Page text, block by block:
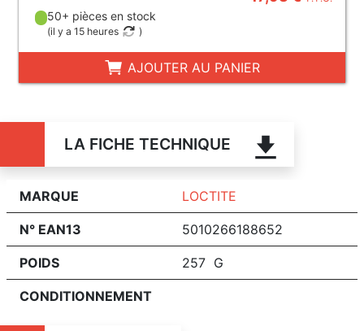
50+ pièces en stock
(il y a 15 heures )
AJOUTER AU PANIER
LA FICHE TECHNIQUE
MARQUE LOCTITE
N° EAN13 5010266188652
POIDS 257 G
CONDITIONNEMENT